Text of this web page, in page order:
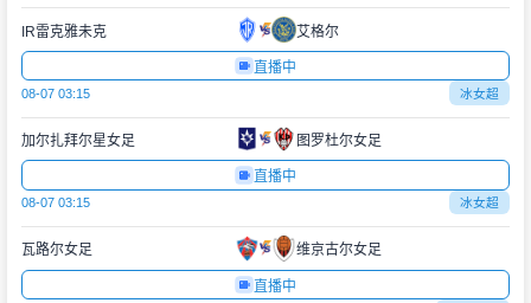
IR雷克雅未克 艾格尔
直播中
08-07 03:15 冰女超
加尔扎拜尔星女足 图罗杜尔女足
直播中
08-07 03:15 冰女超
瓦路尔女足 维京古尔女足
直播中